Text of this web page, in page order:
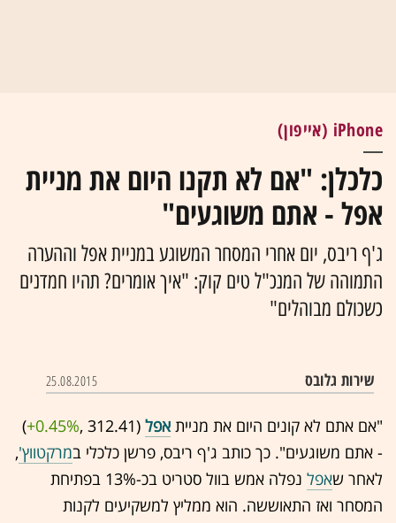
iPhone (אייפון)
כלכלן: "אם לא תקנו היום את מניית
אפל - אתם משוגעים"
ג'ף ריבס, יום אחרי המסחר המשוגע במניית אפל וההערה
התמוהה של המנכ"ל טים קוק: "איך אומרים? תהיו חמדנים
כשכולם מבוהלים"
שירות גלובס 25.08.2015
"אם אתם לא קונים היום את מניית אפל (312.41 ,‎
+0.45%
‏)
- אתם משוגעים". כך כותב ג'ף ריבס, פרשן כלכלי במרקטווץ',
לאחר שאפל
נפלה אמש בוול סטריט בכ-13% בפתיחת
המסחר ואז התאוששה. הוא ממליץ למשקיעים לקנות